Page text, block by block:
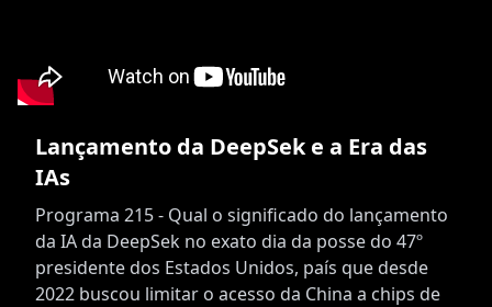
Lançamento da DeepSek e a Era das
IAs
Programa 215 - Qual o significado do lançamento
da IA da DeepSek no exato dia da posse do 47º
presidente dos Estados Unidos, país que desde
2022 buscou limitar o acesso da China a chips de